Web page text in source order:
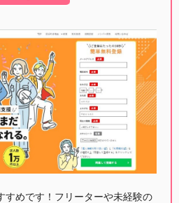
すめです！フリーターや未経験の